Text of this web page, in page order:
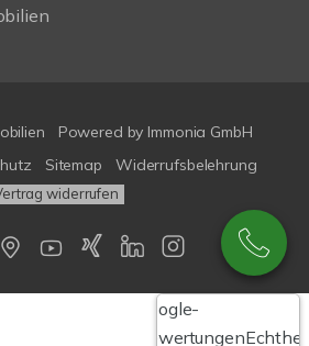
Powered by Immonia GmbH
Sitemap Widerrufsbelehrung
widerrufen
Google-
Bewertungen